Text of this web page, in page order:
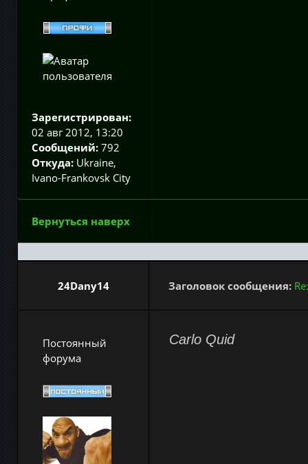
Зарегистрирован:
02 авг 2012, 13:20
Сообщений: 792
Откуда: Ukraine,
Ivano-Frankovsk City
Вернуться наверх
24Dany14 Заголовок сообщения:
Постоянный
форума
Carlo Quid